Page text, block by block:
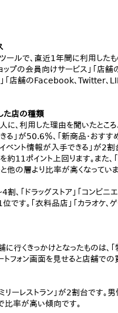
ールで、直近1年間に利用したも
プの会員向けサービス」「店舗
「店舗のFacebook、Twitter、
た店の種類
、利用した理由を聞いたところ
る」が50.6％、「新商品・おす
ベント情報が入手できる」が2
11ポイント上回ります。また、
の層より比率が高くなっていま
、「ドラッグストア」「コンビニ
す。「衣料品店」「カラオケ、
くきっかけとなったものは、「
トフォン画面を見せると店舗で
ミリーレストラン」が2割台です
比率が高い傾向です。